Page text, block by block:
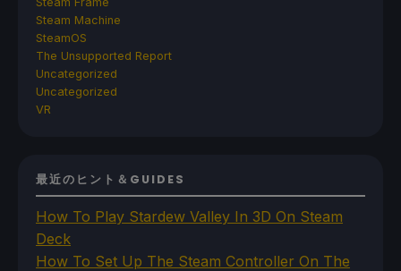
Steam Machine
SteamOS
The Unsupported Report
Uncategorized
Uncategorized
VR
最近のヒント＆GUIDES
How To Play Stardew Valley In 3D On Steam
Deck
How To Set Up The Steam Controller On The